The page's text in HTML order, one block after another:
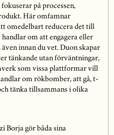
på processen,
Här omfamnar
omedelbart reducera det till
handlar om att engagera eller
innan du vet. Duon skapar
tänkande utan förväntningar,
som vissa plattformar vill
om rökbomber, att gå, t-
tänka tillsammans i olika
Borja gör båda sina